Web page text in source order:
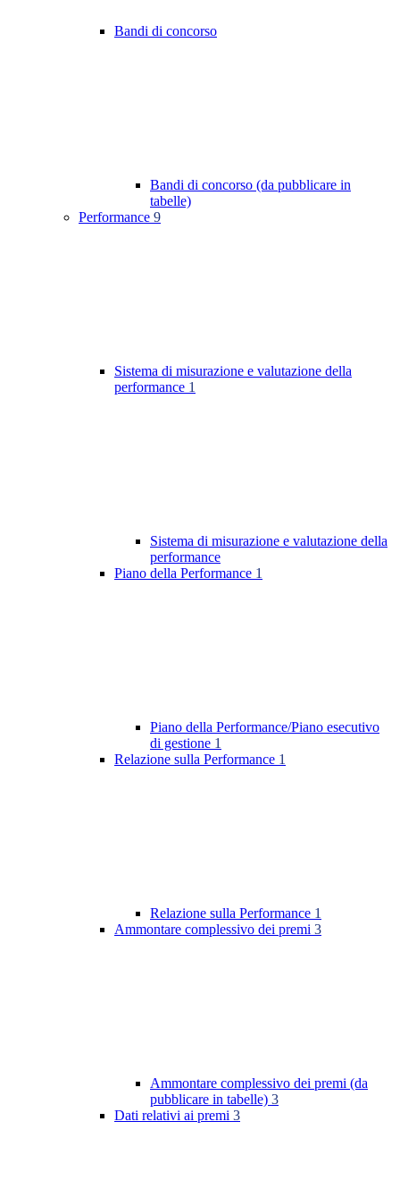
Bandi di concorso
Bandi di concorso (da pubblicare in
tabelle)
Performance 9
Sistema di misurazione e valutazione della
performance 1
Sistema di misurazione e valutazione della
performance
Piano della Performance 1
Piano della Performance/Piano esecutivo
di gestione 1
Relazione sulla Performance 1
Relazione sulla Performance 1
Ammontare complessivo dei premi 3
Ammontare complessivo dei premi (da
pubblicare in tabelle) 3
Dati relativi ai premi 3